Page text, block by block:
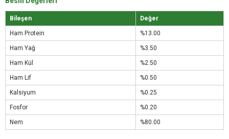
Bileşen Değer
Ham Protein %13.00
Ham Yağ %3.50
Ham Kül %2.50
Ham Lif %0.50
Kalsiyum %0.25
Fosfor %0.20
Nem %80.00